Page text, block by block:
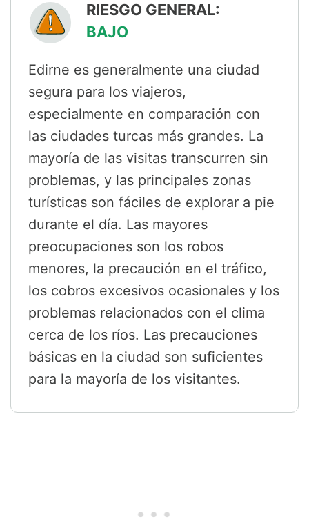
RIESGO GENERAL:
BAJO
Edirne es generalmente una ciudad
segura para los viajeros,
especialmente en comparación con
las ciudades turcas más grandes. La
mayoría de las visitas transcurren sin
problemas, y las principales zonas
turísticas son fáciles de explorar a pie
durante el día. Las mayores
preocupaciones son los robos
menores, la precaución en el tráfico,
los cobros excesivos ocasionales y los
problemas relacionados con el clima
cerca de los ríos. Las precauciones
básicas en la ciudad son suficientes
para la mayoría de los visitantes.